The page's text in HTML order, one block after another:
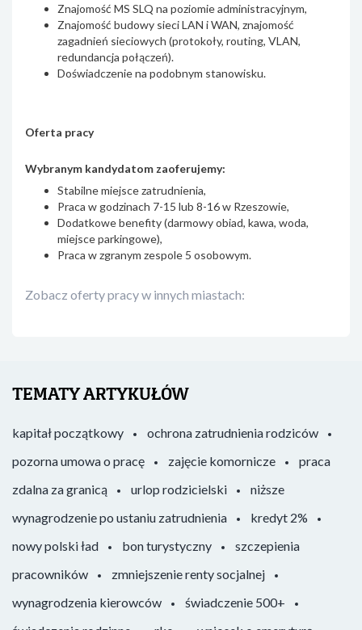
Znajomość MS SLQ na poziomie administracyjnym,
Znajomość budowy sieci LAN i WAN, znajomość
zagadnień sieciowych (protokoły, routing, VLAN,
redundancja połączeń).
Doświadczenie na podobnym stanowisku.
Oferta pracy
Wybranym kandydatom zaoferujemy:
Stabilne miejsce zatrudnienia,
Praca w godzinach 7-15 lub 8-16 w Rzeszowie,
Dodatkowe benefity (darmowy obiad, kawa, woda,
miejsce parkingowe),
Praca w zgranym zespole 5 osobowym.
Zobacz oferty pracy w innych miastach:
TEMATY ARTYKUŁÓW
kapitał początkowy
ochrona zatrudnienia rodziców
pozorna umowa o pracę
zajęcie komornicze
praca
zdalna za granicą
urlop rodzicielski
niższe
wynagrodzenie po ustaniu zatrudnienia
kredyt 2%
nowy polski ład
bon turystyczny
szczepienia
pracowników
zmniejszenie renty socjalnej
wynagrodzenia kierowców
świadczenie 500+